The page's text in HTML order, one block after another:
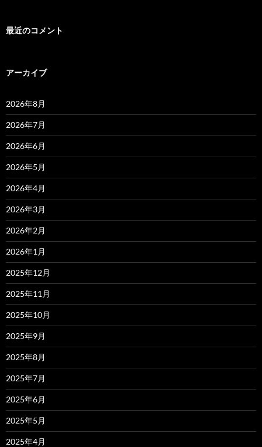
最近のコメント
アーカイブ
2026年8月
2026年7月
2026年6月
2026年5月
2026年4月
2026年3月
2026年2月
2026年1月
2025年12月
2025年11月
2025年10月
2025年9月
2025年8月
2025年7月
2025年6月
2025年5月
2025年4月